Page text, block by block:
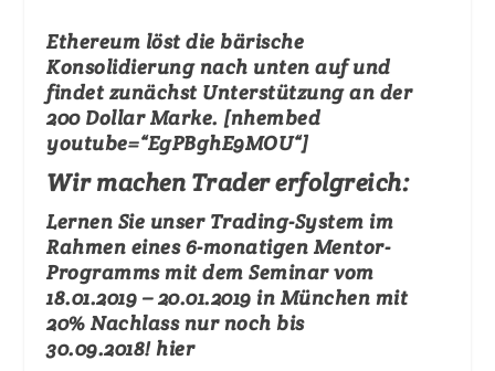
Ethereum löst die bärische
Konsolidierung nach unten auf und
findet zunächst Unterstützung an der
200 Dollar Marke. [nhembed
youtube=“EgPBghE9MOU“]
Wir machen Trader erfolgreich:
Lernen Sie unser Trading-System im
Rahmen eines 6-monatigen Mentor-
Programms mit dem Seminar vom
18.01.2019 – 20.01.2019 in München mit
20% Nachlass nur noch bis
30.09.2018!hier